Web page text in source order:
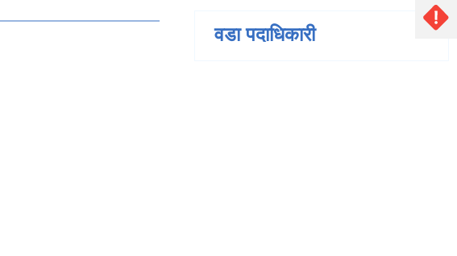
वडा पदाधिकारी